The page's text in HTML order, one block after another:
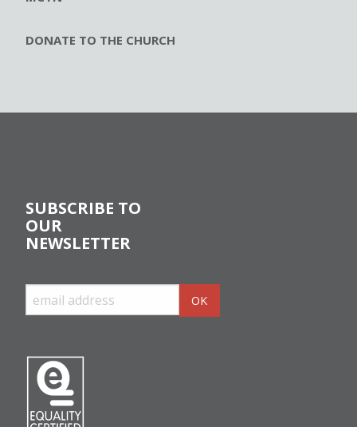
DONATE TO THE CHURCH
SUBSCRIBE TO
OUR
NEWSLETTER